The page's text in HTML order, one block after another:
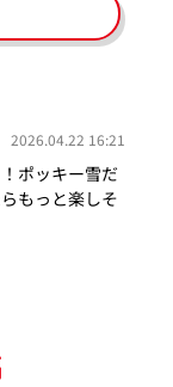
2026.04.22 16:21
ポッキー雪だ
もっと楽しそ